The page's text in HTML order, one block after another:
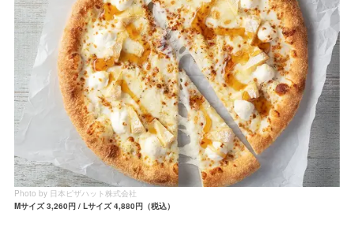
Photo by 日本ピザハット株式会社
Mサイズ 3,260円 / Lサイズ 4,880円（税込）